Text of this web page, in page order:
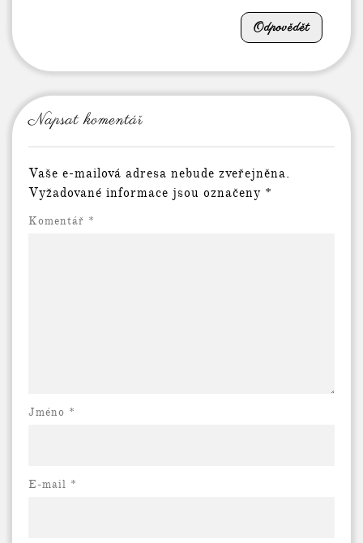
Odpovědět
Napsat komentář
Vaše e-mailová adresa nebude zveřejněna.
Vyžadované informace jsou označeny *
Komentář *
Jméno *
E-mail *